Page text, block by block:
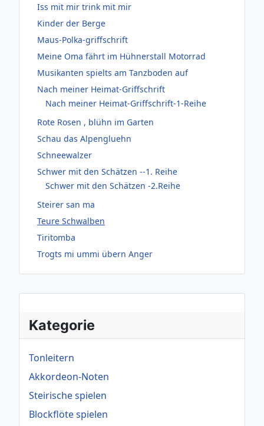
Kategorie
Tonleitern
Akkordeon-Noten
Steirische spielen
Blockflöte spielen
Iss mit mir trink mit mir
Kinder der Berge
Maus-Polka-griffschrift
Meine Oma fährt im Hühnerstall Motorrad
Musikanten spielts am Tanzboden auf
Nach meiner Heimat-Griffschrift
Nach meiner Heimat-Griffschrift-1-Reihe
Rote Rosen , blühn im Garten
Schau das Alpengluehn
Schneewalzer
Schwer mit den Schätzen --1. Reihe
Schwer mit den Schätzen -2.Reihe
Steirer san ma
Teure Schwalben
Tiritomba
Trogts mi ummi übern Anger